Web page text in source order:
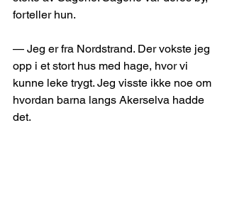
forteller hun.
— Jeg er fra Nordstrand. Der vokste jeg
opp i et stort hus med hage, hvor vi
kunne leke trygt. Jeg visste ikke noe om
hvordan barna langs Akerselva hadde
det.